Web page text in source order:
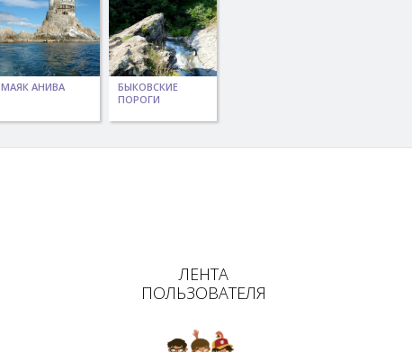
МАЯК АНИВА
БЫКОВСКИЕ
ПОРОГИ
ЛЕНТА
ПОЛЬЗОВАТЕЛЯ